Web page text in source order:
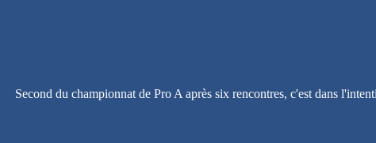
Second du championnat de Pro A après six rencontres, c'est dans